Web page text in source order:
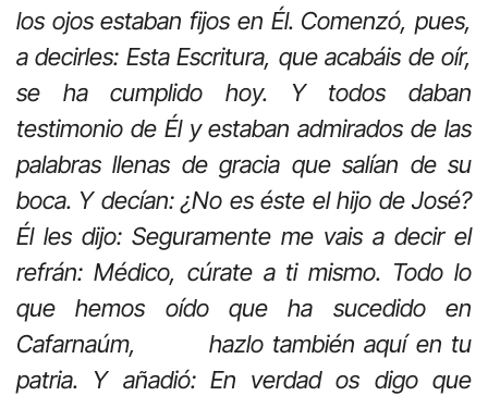
los ojos estaban fijos en Él. Comenzó, pues,
a decirles: Esta Escritura, que acabáis de oír,
se ha cumplido hoy. Y todos daban
testimonio de Él y estaban admirados de las
palabras llenas de gracia que salían de su
boca. Y decían: ¿No es éste el hijo de José?
Él les dijo: Seguramente me vais a decir el
refrán: Médico, cúrate a ti mismo. Todo lo
que hemos oído que ha sucedido en
Cafarnaúm, hazlo también aquí en tu
patria. Y añadió: En verdad os digo que